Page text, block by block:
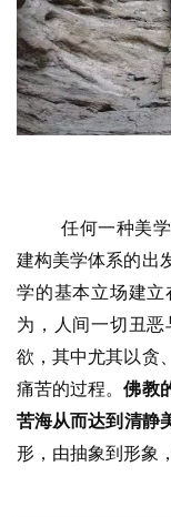
任何一种美
建构美学体系的出
学的基本立场建立
为，人间一切丑
欲，其中尤其以贪
痛苦的过程。佛教
苦海从而达到清
形，由抽象到形象